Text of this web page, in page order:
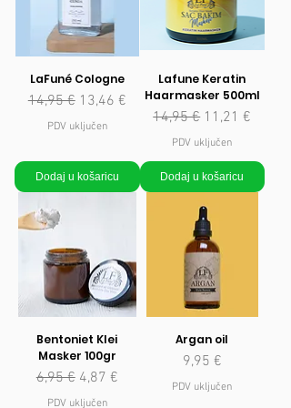
LaFuné Cologne
Redovna cijena
14,95 € Cijena s popustom
13,46 €
PDV uključen
Dodaj u košaricu
Lafune Keratin
Haarmasker 500ml
Redovna cijena
14,95 € Cijena s
11,21 €
PDV uključen
Dodaj u košaricu
Bentoniet Klei
Masker 100gr
Redovna cijena
6,95 € Cijena s popustom
4,87 €
PDV uključen
Argan oil
Cijena
9,95 €
PDV uključen